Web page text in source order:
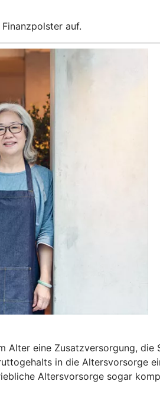
auf.
eine Zusatzversorgung,
in die Altersvorsorge
Altersvorsorge sogar